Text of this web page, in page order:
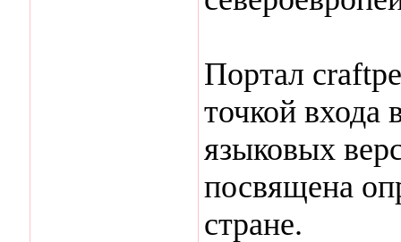
Портал
точкой входа
языковых
посвящена
стране.